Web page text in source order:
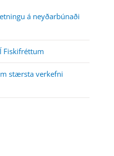
á neyðarbúnaði
Fiskifréttum
stærsta verkefni